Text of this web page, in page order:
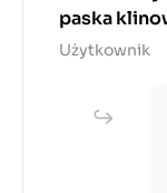
paska
Użytkownik